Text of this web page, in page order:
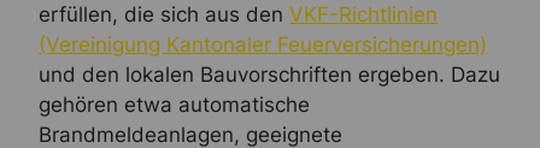
erfüllen, die sich aus denVKF-Richtlinien
(Vereinigung Kantonaler Feuerversicherungen)
und den lokalen Bauvorschriften ergeben. Dazu
gehören etwa automatische
Brandmeldeanlagen, geeignete